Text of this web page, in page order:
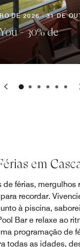
DE 2026 - 31 DE
- 30% de
0 1 2 3 4 5
em
de férias, mergulhos
recordar.
à piscina,
Bar e relaxe ao
programação de
todas as idades,